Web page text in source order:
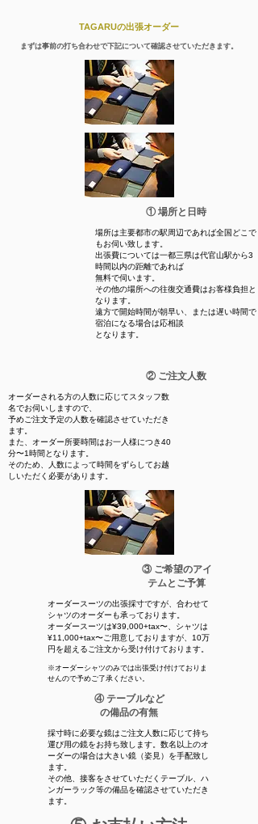
TAGARUの出張オーダー
まずは事前の打ち合わせで下記について確認させていただきます。
① 場所と日時​
場所は主要都市の駅周辺であれば全国どこで
も​お伺い致します。
​出張費については一都三県は代官山駅から3
時間 以内の距離であれば
無料で伺います。
その他の場所への往復交通費はお客様負担と
なります。
遠方で開始時間が朝早い、または遅い時間で
宿泊になる場合は応相談
​となります。
② ご注文人数
オーダーされる方の人数に応じてスタッフ数
名でお伺いしますので、
予めご注文予定の人数を確認させていただき
ます。
​また、オーダー所要時間はお一人様につき40
分〜1時間となります。
​そのため、人数によって時間をずらしてお越
しいただく必要があります。
③ ご希望のアイ
テムとご予算
オーダースーツの出張採寸ですが、合わせて
シャツのオーダーも承っております。
オーダースーツは¥39,000+tax〜、シャツは
¥11,000+tax〜ご用意しておりますが、10万
円を超えるご注文から受け付けております。
※オーダーシャツのみでは出張受け付けておりま
せんので予めご了承ください。
④ テーブルなど
の備品の有無
採寸時に必要な鏡はご注文人数に応じて持ち
運び用の鏡をお持ち致します。数名以上のオ
ーダーの場合は大きい鏡（姿見）を手配致し
ます。
その他、接客をさせていただくテーブル、ハ
ンガーラック等の備品を確認させていただき
ます。